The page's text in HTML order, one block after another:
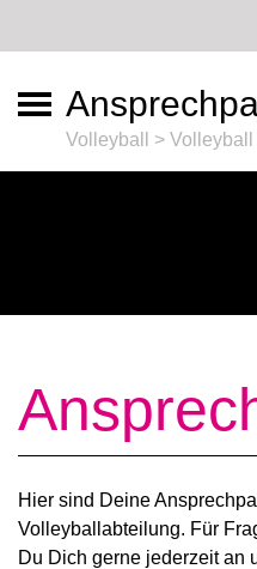
Volleyball > Volleyball
Hier sind Deine
Volleyballabteilung. Für
Du Dich gerne jederzeit an